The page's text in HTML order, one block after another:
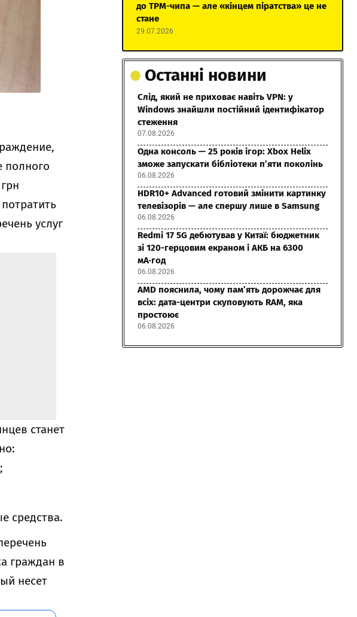
полного
услуг
станет
средства.
граждан в
несет
до TPM-чипа — але «кінцем піратства» це не
стане
29.07.2026
Останні новини
Слід, який не приховає навіть VPN: у
Windows знайшли постійний ідентифікатор
стеження
07.08.2026
Одна консоль — 25 років ігор: Xbox Helix
зможе запускати бібліотеки п’яти поколінь
06.08.2026
HDR10+ Advanced готовий змінити картинку
телевізорів — але спершу лише в Samsung
06.08.2026
Redmi 17 5G дебютував у Китаї: бюджетник
зі 120-герцовим екраном і АКБ на 6300
мА·год
06.08.2026
AMD пояснила, чому пам’ять дорожчає для
всіх: дата-центри скуповують RAM, яка
простоює
06.08.2026